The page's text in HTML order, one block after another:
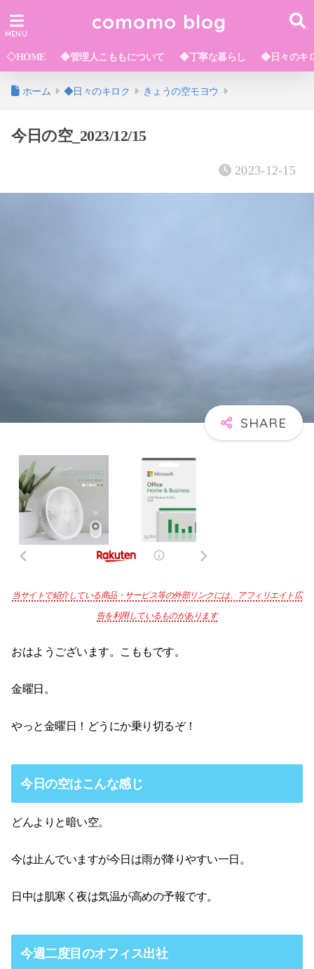
comomo blog
◇HOME ◆管理人こももについて ◆丁寧な暮らし ◆日々のキ
ホーム ◆日々のキロク きょうの空モヨウ
今日の空_2023/12/15
2023-12-15
当サイトで紹介している商品・サービス等の外部リンクには、アフィリエイト広
告を利用しているものがあります
おはようございます。こももです。
金曜日。
やっと金曜日！どうにか乗り切るぞ！
今日の空はこんな感じ
どんよりと暗い空。
今は止んでいますが今日は雨が降りやすい一日。
日中は肌寒く夜は気温が高めの予報です。
今週二度目のオフィス出社